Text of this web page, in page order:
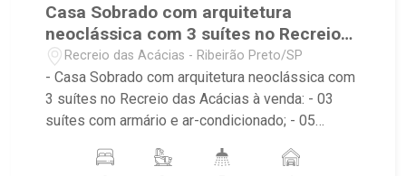
Casa Sobrado com arquitetura
neoclássica com 3 suítes no Recreio
das Acácias à venda
Recreio das Acácias - Ribeirão Preto/SP
- Casa Sobrado com arquitetura neoclássica com
3 suítes no Recreio das Acácias à venda: - 03
suítes com armário e ar-condicionado; - 05
vagas de garagem, sendo duas cobertas; - Sala